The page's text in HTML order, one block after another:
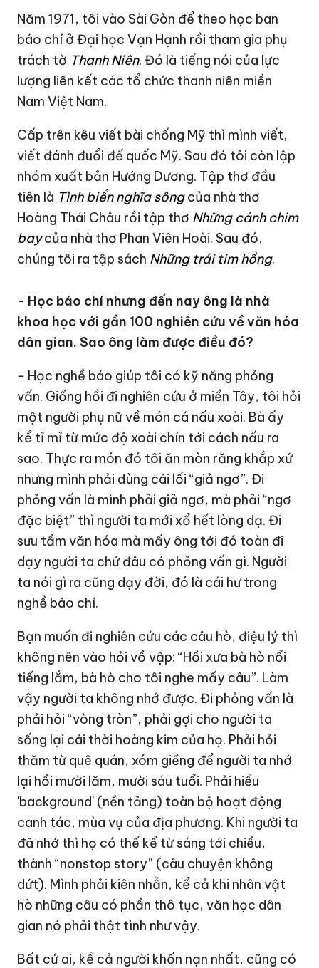
Năm 1971, tôi vào Sài Gòn để theo học ban
báo chí ở Đại học Vạn Hạnh rồi tham gia phụ
trách tờ Thanh Niên. Đó là tiếng nói của lực
lượng liên kết các tổ chức thanh niên miền
Nam Việt Nam.
Cấp trên kêu viết bài chống Mỹ thì mình viết,
viết đánh đuổi đế quốc Mỹ. Sau đó tôi còn lập
nhóm xuất bản Hướng Dương. Tập thơ đầu
tiên là Tình biển nghĩa sôngcủa nhà thơ
Hoàng Thái Châu rồi tập thơ Những cánh chim
baycủa nhà thơ Phan Viên Hoài. Sau đó,
chúng tôi ra tập sách Những trái tim hồng.
- Học báo chí nhưng đến nay ông là nhà
khoa học với gần 100 nghiên cứu về văn hóa
dân gian. Sao ông làm được điều đó?
- Học nghề báo giúp tôi có kỹ năng phỏng
vấn. Giống hồi đi nghiên cứu ở miền Tây, tôi hỏi
một người phụ nữ về món cá nấu xoài. Bà ấy
kể tỉ mỉ từ mức độ xoài chín tới cách nấu ra
sao. Thực ra món đó tôi ăn mòn răng khắp xứ
nhưng mình phải dùng cái lối “giả ngơ”. Đi
phỏng vấn là mình phải giả ngơ, mà phải “ngơ
đặc biệt” thì người ta mới xổ hết lòng dạ. Đi
sưu tầm văn hóa mà mấy ông tới đó toàn đi
dạy người ta chứ đâu có phỏng vấn gì. Người
ta nói gì ra cũng dạy đời, đó là cái hư trong
nghề báo chí.
Bạn muốn đi nghiên cứu các câu hò, điệu lý thì
không nên vào hỏi vồ vập: “Hồi xưa bà hò nổi
tiếng lắm, bà hò cho tôi nghe mấy câu”. Làm
vậy người ta không nhớ được. Đi phỏng vấn là
phải hỏi “vòng tròn”, phải gợi cho người ta
sống lại cái thời hoàng kim của họ. Phải hỏi
thăm từ quê quán, xóm giềng để người ta nhớ
lại hồi mười lăm, mười sáu tuổi. Phải hiểu
'background' (nền tảng) toàn bộ hoạt động
canh tác, mùa vụ của địa phương. Khi người ta
đã nhớ thì họ có thể kể từ sáng tới chiều,
thành “nonstop story” (câu chuyện không
dứt). Mình phải kiên nhẫn, kể cả khi nhân vật
hò những câu có phần thô tục, văn học dân
gian nó phải thật tình như vậy.
Bất cứ ai, kể cả người khốn nạn nhất, cũng có